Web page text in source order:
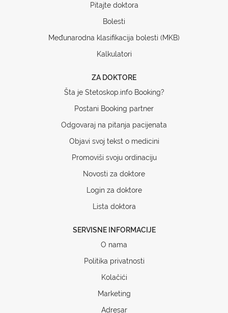
Pitajte doktora
Bolesti
Međunarodna klasifikacija bolesti (MKB)
Kalkulatori
ZA DOKTORE
Šta je Stetoskop.info Booking?
Postani Booking partner
Odgovaraj na pitanja pacijenata
Objavi svoj tekst o medicini
Promoviši svoju ordinaciju
Novosti za doktore
Login za doktore
Lista doktora
SERVISNE INFORMACIJE
O nama
Politika privatnosti
Kolačići
Marketing
Adresar